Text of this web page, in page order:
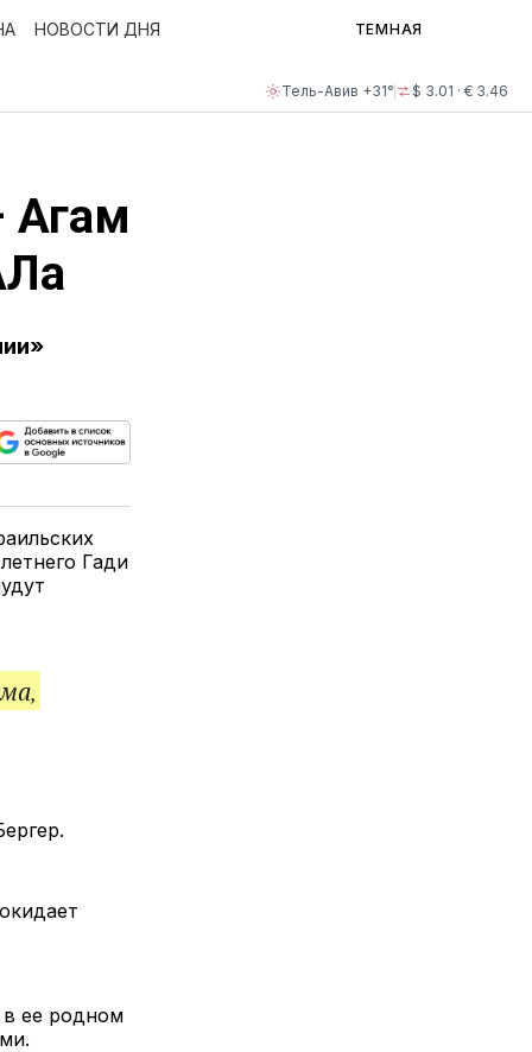
Тель-Авив +31° $ 3.01 · € 3.46
НОВОСТИ ДНЯ ТЕМНАЯ
Агам
Гади
ее родном